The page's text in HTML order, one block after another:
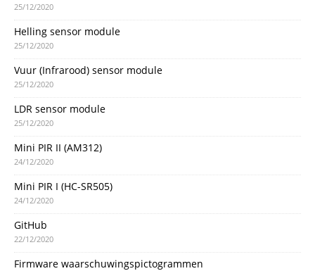
25/12/2020
Helling sensor module
25/12/2020
Vuur (Infrarood) sensor module
25/12/2020
LDR sensor module
25/12/2020
Mini PIR II (AM312)
24/12/2020
Mini PIR I (HC-SR505)
24/12/2020
GitHub
22/12/2020
Firmware waarschuwingspictogrammen